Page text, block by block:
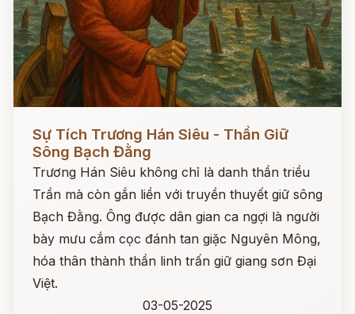
Sự Tích Trương Hán Siêu - Thần Giữ
Sông Bạch Đằng
Trương Hán Siêu không chỉ là danh thần triều
Trần mà còn gắn liền với truyền thuyết giữ sông
Bạch Đằng. Ông được dân gian ca ngợi là người
bày mưu cắm cọc đánh tan giặc Nguyên Mông,
hóa thân thành thần linh trấn giữ giang sơn Đại
Việt.
03-05-2025